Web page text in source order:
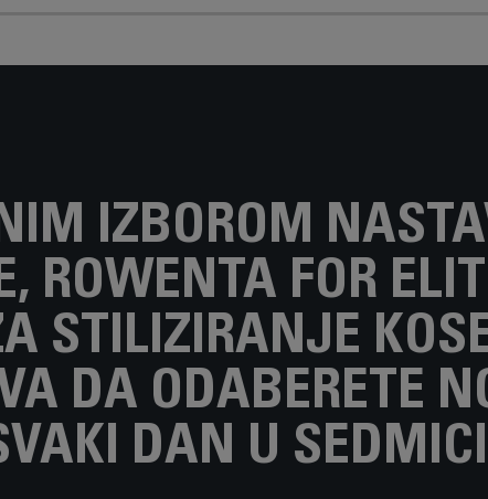
IZBOROM
ROWENTA FOR
STILIZIRANJE
DA ODABERETE
DAN U